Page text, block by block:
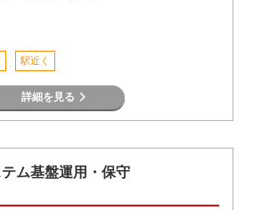
駅近く
詳細を見る
テム基盤運用・保守